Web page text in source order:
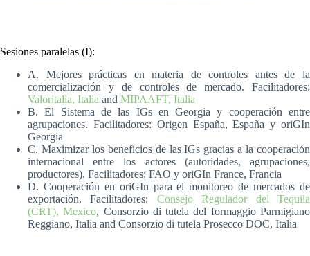
Sesiones paralelas (I):
A. Mejores prácticas en materia de controles antes de la
comercialización y de controles de mercado. Facilitadores:
Valoritalia, Italia and MIPAAFT, Italia
B. El Sistema de las IGs en Georgia y cooperación entre
agrupaciones. Facilitadores: Origen España, España y oriGIn
Georgia
C. Maximizar los beneficios de las IGs gracias a la cooperación
internacional entre los actores (autoridades, agrupaciones,
productores). Facilitadores: FAO y oriGIn France, Francia
D. Cooperación en oriGIn para el monitoreo de mercados de
exportación. Facilitadores: Consejo Regulador del Tequila
(CRT), Mexico, Consorzio di tutela del formaggio Parmigiano
Reggiano, Italia and Consorzio di tutela Prosecco DOC, Italia